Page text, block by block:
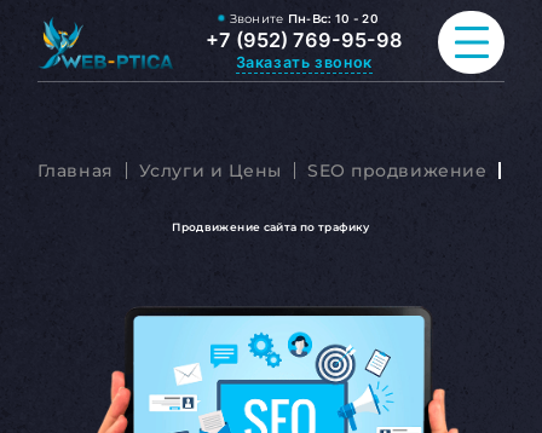
Звоните Пн-Вс: 10 - 20
+7 (952) 769-95-98
Заказать звонок
ПОРТФОЛИО
ОБО МНЕ
Главная Услуги и Цены SEO продвижение
Продвижение сайта по трафику